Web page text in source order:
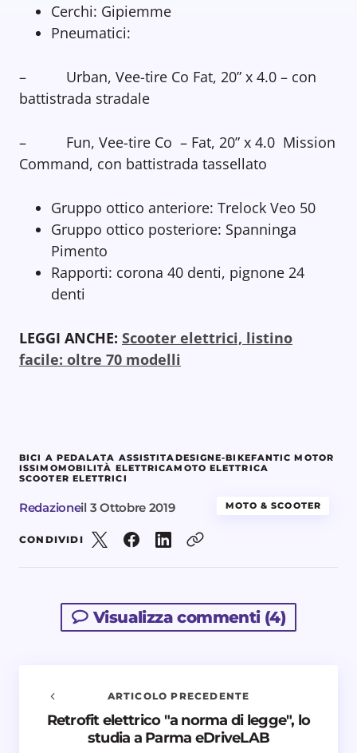
Cerchi: Gipiemme
Pneumatici:
– Urban, Vee-tire Co Fat, 20” x 4.0 – con
battistrada stradale
– Fun, Vee-tire Co – Fat, 20” x 4.0 Mission
Command, con battistrada tassellato
Gruppo ottico anteriore: Trelock Veo 50
Gruppo ottico posteriore: Spanninga
Pimento
Rapporti: corona 40 denti, pignone 24
denti
LEGGI ANCHE: Scooter elettrici, listino
facile: oltre 70 modelli
BICI A PEDALATA ASSISTITADESIGNE-BIKEFANTIC MOTOR
ISSIMOMOBILITÀ ELETTRICAMOTO ELETTRICA
SCOOTER ELETTRICI
Redazioneil 3 Ottobre 2019 MOTO & SCOOTER
CONDIVIDI
Visualizza commenti (4)
Avvisami quando vengono aggiunti nuovi
commenti
ARTICOLO PRECEDENTE
Retrofit elettrico "a norma di legge", lo
studia a Parma eDriveLAB